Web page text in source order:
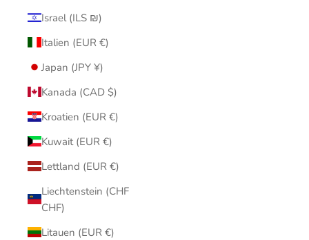
Israel (ILS ₪)
Italien (EUR €)
Japan (JPY ¥)
Kanada (CAD $)
Kroatien (EUR €)
Kuwait (EUR €)
Lettland (EUR €)
Liechtenstein (CHF
CHF)
Litauen (EUR €)